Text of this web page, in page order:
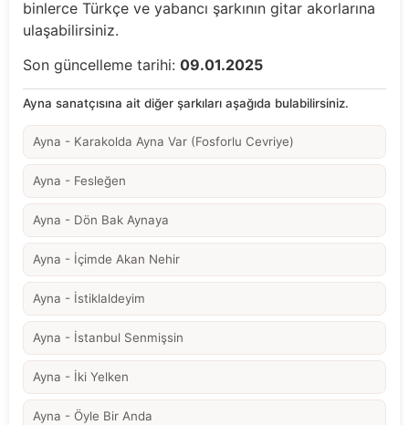
binlerce Türkçe ve yabancı şarkının gitar akorlarına
ulaşabilirsiniz.
Son güncelleme tarihi: 09.01.2025
Ayna sanatçısına ait diğer şarkıları aşağıda bulabilirsiniz.
Ayna - Karakolda Ayna Var (Fosforlu Cevriye)
Ayna - Fesleğen
Ayna - Dön Bak Aynaya
Ayna - İçimde Akan Nehir
Ayna - İstiklaldeyim
Ayna - İstanbul Senmişsin
Ayna - İki Yelken
Ayna - Öyle Bir Anda